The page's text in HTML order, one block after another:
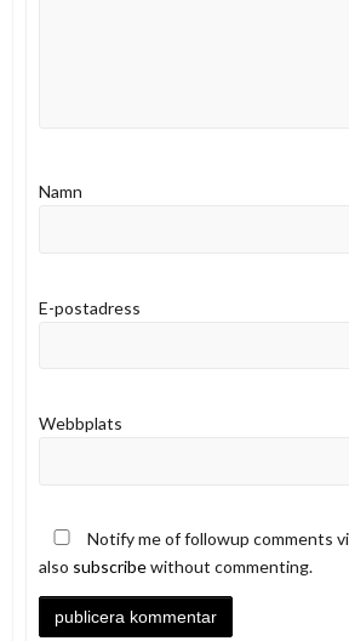
Namn
E-postadress
Webbplats
Notify me of followup comments
also subscribewithout commenting.